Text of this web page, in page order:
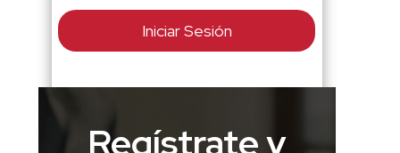
Iniciar Sesión
Regístrate y